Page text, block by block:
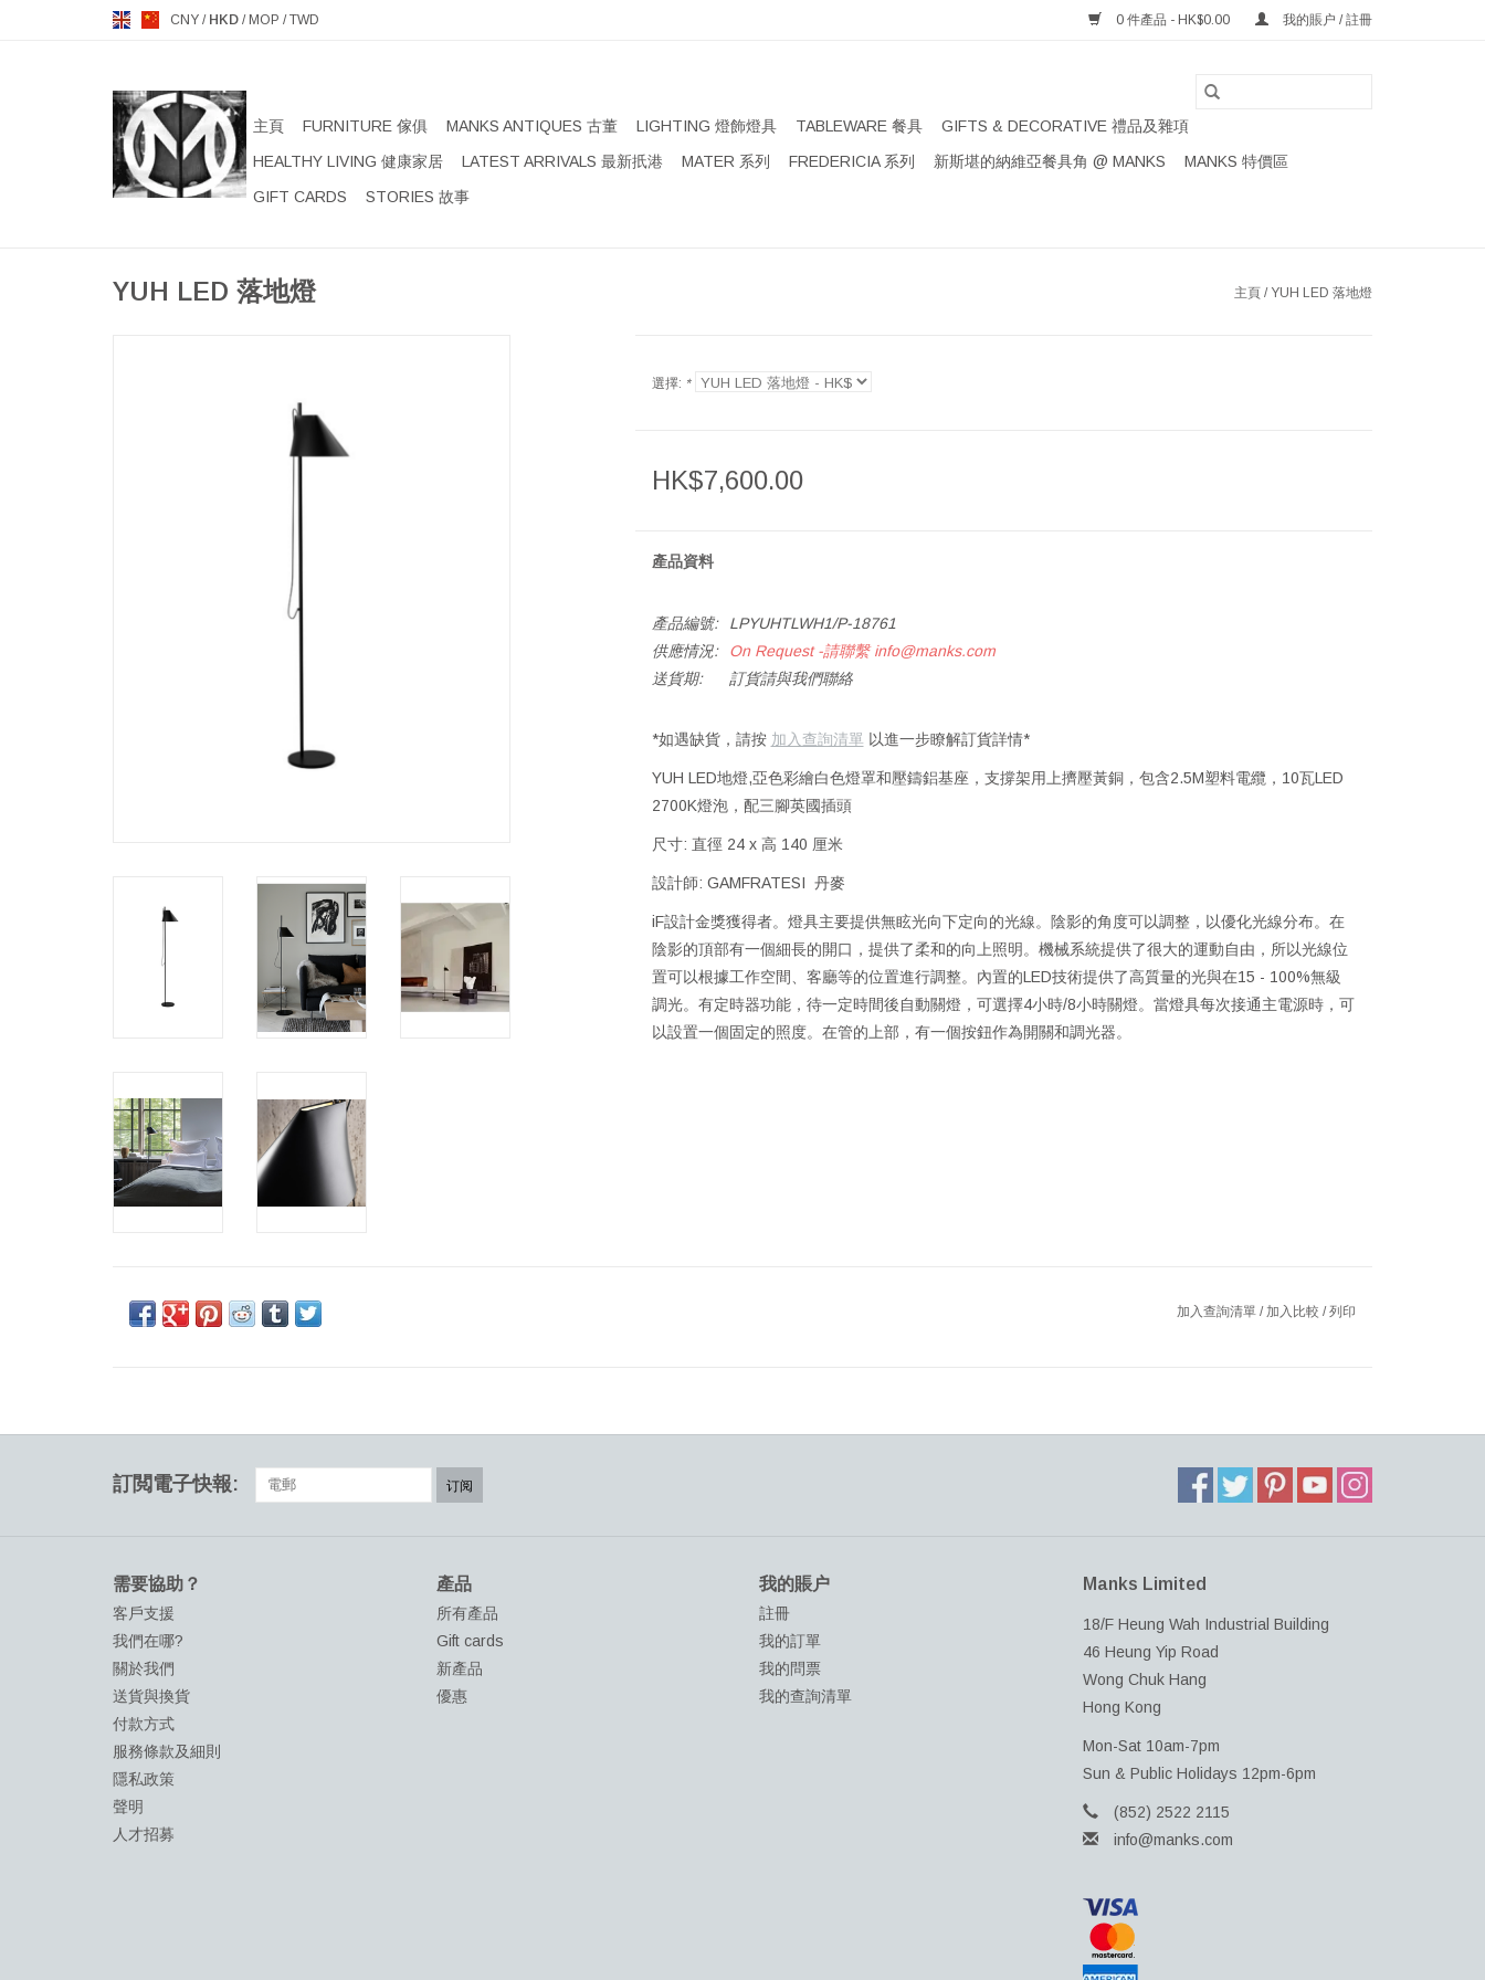
CNY / HKD / MOP /TWD 0 件產品 - HK$0.00 我的賬户 / 註冊
主頁 FURNITURE 傢俱 MANKS ANTIQUES 古董 LIGHTING 燈飾燈具 TABLEWARE 餐具
GIFTS & DECORATIVE 禮品及雜項
HEALTHY LIVING 健康家居
LATEST ARRIVALS 最新扺港 MATER 系列 FREDERICIA 系列 新斯堪的納維亞餐具角 @ MANKS
MANKS 特價區
GIFT CARDS
STORIES 故事
YUH LED 落地燈 主頁 / YUH LED 落地燈
選擇: *
HK$7,600.00
產品資料
產品編號:
LPYUHTLWH1/P-18761
供應情況:
On Request -請聯繫info@manks.com
送貨期:
訂貨請與我們聯絡
*如遇缺貨，請按 加入查詢清單 以進一步瞭解訂貨詳情*
YUH LED地燈,亞色彩繪白色燈罩和壓鑄鋁基座，支撐架用上擠壓黃銅，包含2.5M塑料電纜，10瓦LED
2700K燈泡，配三腳英國插頭
尺寸: 直徑 24 x 高 140 厘米
設計師: GAMFRATESI 丹麥
iF設計金獎獲得者。燈具主要提供無眩光向下定向的光線。陰影的角度可以調整，以優化光線分布。在
陰影的頂部有一個細長的開口，提供了柔和的向上照明。機械系統提供了很大的運動自由，所以光線位
置可以根據工作空間、客廳等的位置進行調整。內置的LED技術提供了高質量的光與在15 - 100%無級
調光。有定時器功能，待一定時間後自動關燈，可選擇4小時/8小時關燈。當燈具每次接通主電源時，可
以設置一個固定的照度。在管的上部，有一個按鈕作為開關和調光器。
加入查詢清單 / 加入比較 /列印
訂閲電子快報: 订阅
需要協助？
客戶支援
我們在哪?
關於我們
送貨與換貨
付款方式
服務條款及細則
隱私政策
聲明
人才招募
產品
所有產品
Gift cards
新產品
優惠
我的賬户
註冊
我的訂單
我的問票
我的查詢清單
Manks Limited
18/F Heung Wah Industrial Building
46 Heung Yip Road
Wong Chuk Hang
Hong Kong
Mon-Sat 10am-7pm
Sun & Public Holidays 12pm-6pm
(852) 2522 2115
info@manks.com